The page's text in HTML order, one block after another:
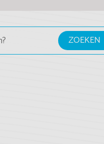
ZOEKEN